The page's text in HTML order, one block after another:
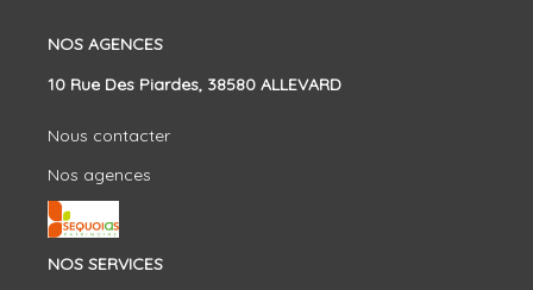
NOS AGENCES
10 Rue Des Piardes, 38580 ALLEVARD
Nous contacter
Nos agences
NOS SERVICES